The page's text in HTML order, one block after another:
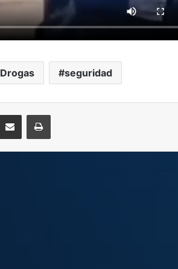
seguridad
Compartir por correo electrónicoImprimir